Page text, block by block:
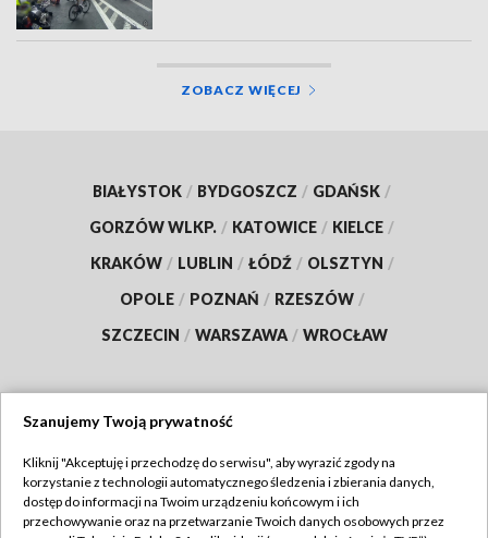
ZOBACZ WIĘCEJ
BIAŁYSTOK / BYDGOSZCZ / GDAŃSK /
GORZÓW WLKP. / KATOWICE / KIELCE /
KRAKÓW / LUBLIN / ŁÓDŹ / OLSZTYN /
OPOLE / POZNAŃ / RZESZÓW /
SZCZECIN / WARSZAWA / WROCŁAW
TVP
Abonament TVP
Regulamin TVP
Szanujemy Twoją prywatność
Kliknij "Akceptuję i przechodzę do serwisu", aby wyrazić zgody na
korzystanie z technologii automatycznego śledzenia i zbierania danych,
dostęp do informacji na Twoim urządzeniu końcowym i ich
przechowywanie oraz na przetwarzanie Twoich danych osobowych przez